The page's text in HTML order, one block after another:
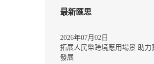
最新匯思
2026年07月02日
拓展人民幣跨境應用場景 助力
發展